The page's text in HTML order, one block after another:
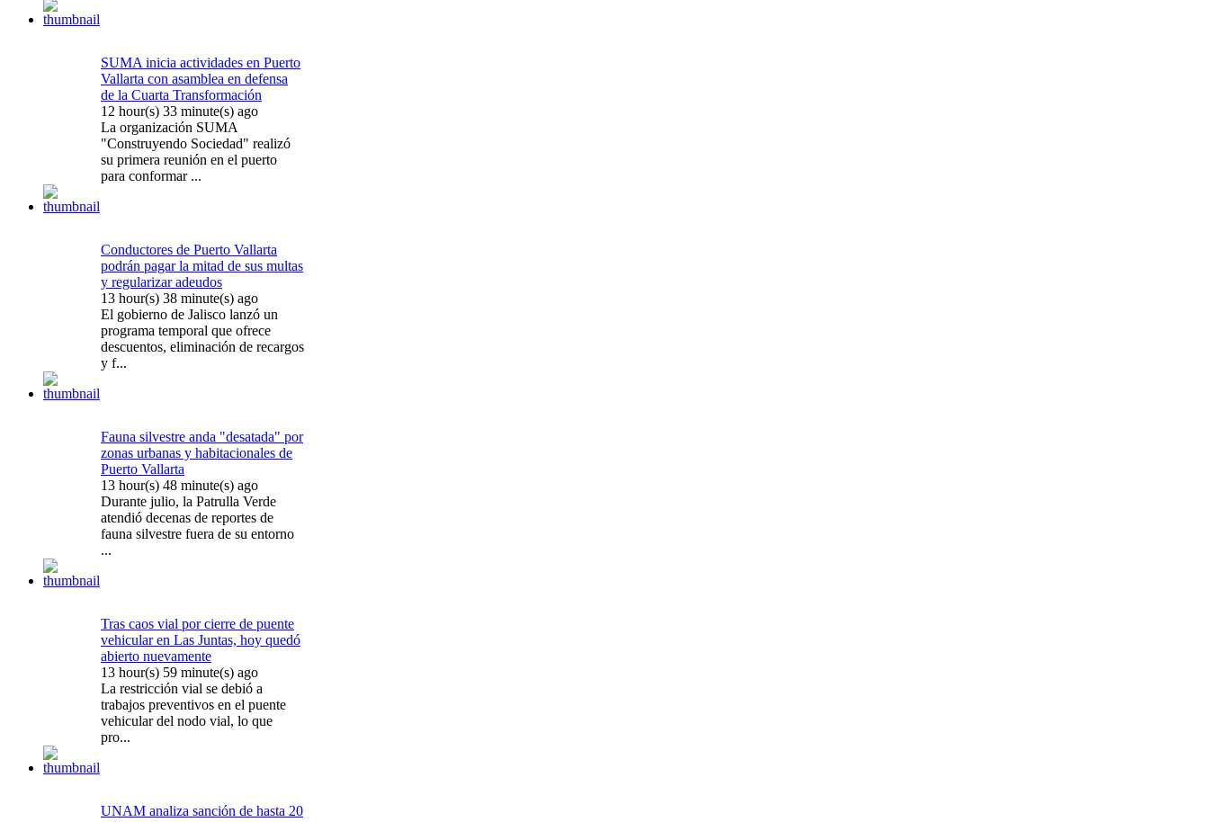
SUMA inicia actividades en Puerto
Vallarta con asamblea en defensa
de la Cuarta Transformación
12 hour(s) 33 minute(s) ago
La organización SUMA
"Construyendo Sociedad" realizó
su primera reunión en el puerto
para conformar ...
Conductores de Puerto Vallarta
podrán pagar la mitad de sus multas
y regularizar adeudos
13 hour(s) 38 minute(s) ago
El gobierno de Jalisco lanzó un
programa temporal que ofrece
descuentos, eliminación de recargos
y f...
Fauna silvestre anda "desatada" por
zonas urbanas y habitacionales de
Puerto Vallarta
13 hour(s) 48 minute(s) ago
Durante julio, la Patrulla Verde
atendió decenas de reportes de
fauna silvestre fuera de su entorno
...
Tras caos vial por cierre de puente
vehicular en Las Juntas, hoy quedó
abierto nuevamente
13 hour(s) 59 minute(s) ago
La restricción vial se debió a
trabajos preventivos en el puente
vehicular del nodo vial, lo que
pro...
UNAM analiza sanción de hasta 20